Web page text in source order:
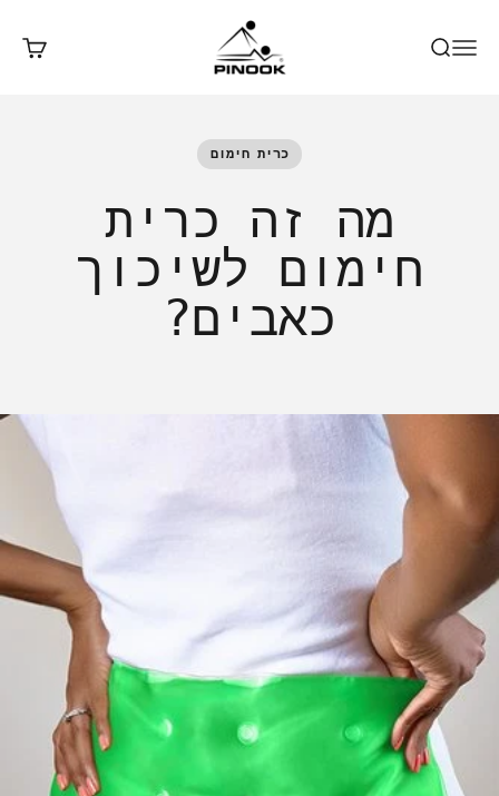
פתח תפריט ניווט
פתח חיפוש
Pinook
פתח
כרית חימום
מה זה כרית
חימום לשיכוך
כאבים?